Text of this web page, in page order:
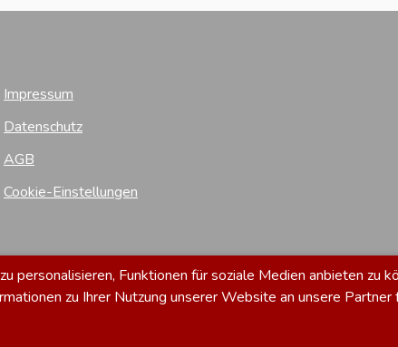
Impressum
Datenschutz
AGB
Cookie-Einstellungen
personalisieren, Funktionen für soziale Medien anbieten zu
zu Ihrer Nutzung unserer Website an unsere Partner